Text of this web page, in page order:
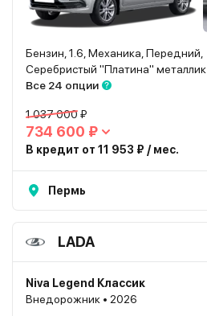
Бензин, 1.6, Механика, Передний,
Серебристый "Платина" металлик
Все 24 опции
1 037 000 ₽
734 600 ₽
В кредит от 11 953 ₽ / мес.
Пермь
LADA
Niva Legend Классик
Внедорожник • 2026